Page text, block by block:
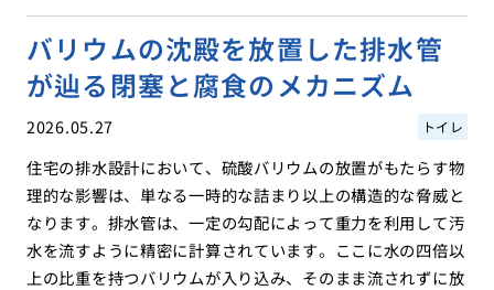
バリウムの沈殿を放置した排水管
が辿る閉塞と腐食のメカニズム
2026.05.27 トイレ
住宅の排水設計において、硫酸バリウムの放置がもたらす物
理的な影響は、単なる一時的な詰まり以上の構造的な脅威と
なります。排水管は、一定の勾配によって重力を利用して汚
水を流すように精密に計算されています。ここに水の四倍以
上の比重を持つバリウムが入り込み、そのまま流されずに放